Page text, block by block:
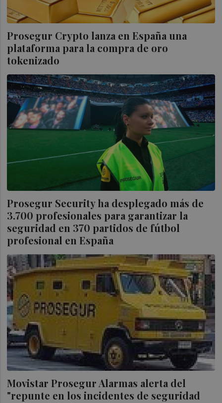
Prosegur Crypto lanza en España una
plataforma para la compra de oro
tokenizado
Prosegur Security ha desplegado más de
3.700 profesionales para garantizar la
seguridad en 370 partidos de fútbol
profesional en España
Movistar Prosegur Alarmas alerta del
"repunte en los incidentes de seguridad